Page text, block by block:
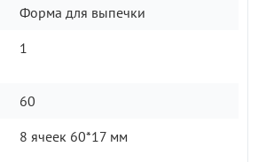
Форма для выпечки
1
60
8 ячеек 60*17 мм